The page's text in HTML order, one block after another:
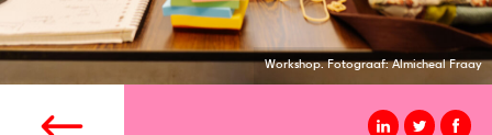
Workshop. Fotograaf: Almicheal Fraay